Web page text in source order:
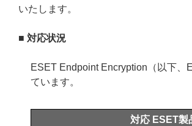
いたします。
■ 対応状況
ESET Endpoint Encryption（以下
ています。
対応 ESET製